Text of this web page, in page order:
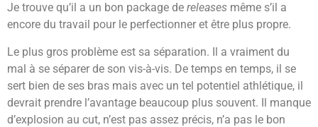
Je trouve qu’il a un bon package de releases même s’il a
encore du travail pour le perfectionner et être plus propre.
Le plus gros problème est sa séparation. Il a vraiment du
mal à se séparer de son vis-à-vis. De temps en temps, il se
sert bien de ses bras mais avec un tel potentiel athlétique, il
devrait prendre l’avantage beaucoup plus souvent. Il manque
d’explosion au cut, n’est pas assez précis, n’a pas le bon